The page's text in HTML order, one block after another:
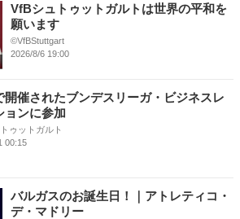
VfBシュトゥットガルトは世界の平和を
願います
©VfBStuttgart
2026/8/6 19:00
開催されたブンデスリーガ・ビジネスレ
ョンに参加
ゥットガルト
00:15
バルガスのお誕生日！｜アトレティコ・
デ・マドリー